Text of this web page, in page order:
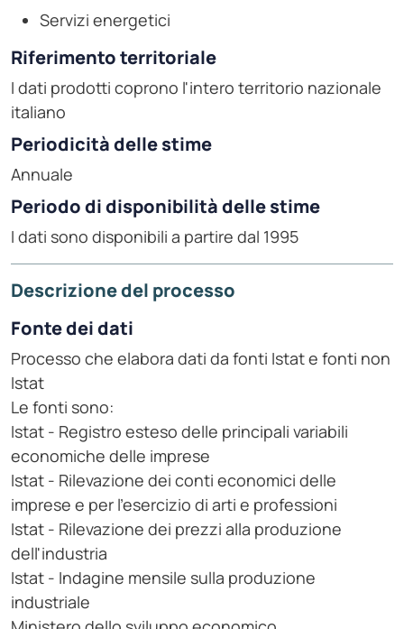
Servizi energetici
Riferimento territoriale
I dati prodotti coprono l'intero territorio nazionale
italiano
Periodicità delle stime
Annuale
Periodo di disponibilità delle stime
I dati sono disponibili a partire dal 1995
Descrizione del processo
Fonte dei dati
Processo che elabora dati da fonti Istat e fonti non
Istat
Le fonti sono:
Istat - Registro esteso delle principali variabili
economiche delle imprese
Istat - Rilevazione dei conti economici delle
imprese e per l'esercizio di arti e professioni
Istat - Rilevazione dei prezzi alla produzione
dell'industria
Istat - Indagine mensile sulla produzione
industriale